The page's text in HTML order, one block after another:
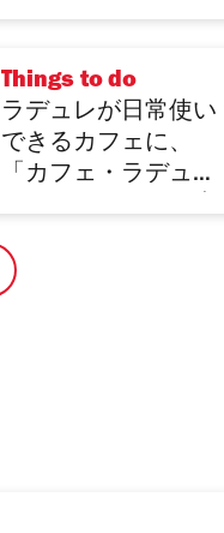
1位はホーチミン
Things to do
ラデュレが日常使い
できるカフェに、
「カフェ・ラデュ
レ」がエキュート大
宮に関東初出店